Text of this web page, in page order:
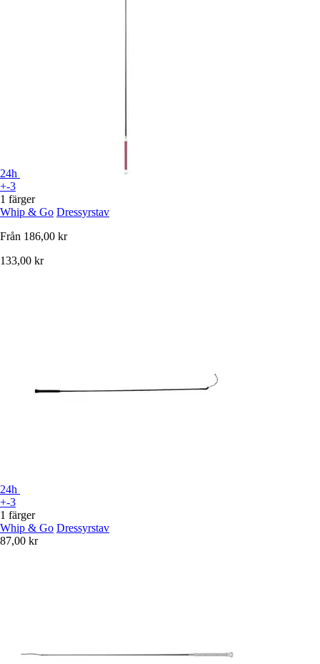
24h
+-3
1 färger
Whip & Go Dressyrstav
Från 186,00 kr
133,00 kr
24h
+-3
1 färger
Whip & Go Dressyrstav
87,00 kr